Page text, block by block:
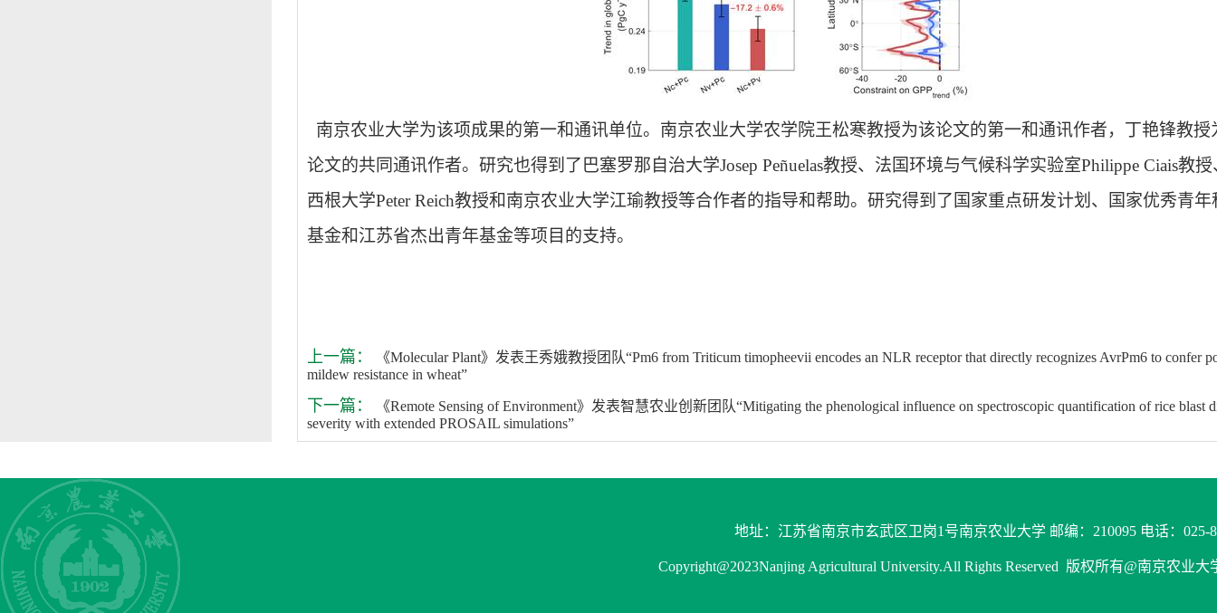
南京农业大学为该项成果的第一和通讯单位。南京农业大学农学院王松寒教授为该论文的第一和通讯作者，丁艳锋教授
论文的共同通讯作者。研究也得到了巴塞罗那自治大学Josep Peñuelas教授、法国环境与气候科学实验室Philippe Ciais教授
西根大学Peter Reich教授和南京农业大学江瑜教授等合作者的指导和帮助。研究得到了国家重点研发计划、国家优秀青年
基金和江苏省杰出青年基金等项目的支持。
上一篇：
《Molecular Plant》发表王秀娥教授团队“Pm6 from Triticum timopheevii encodes an NLR receptor that directly recognizes AvrPm6 to confer
mildew resistance in wheat”
下一篇：
《Remote Sensing of Environment》发表智慧农业创新团队“Mitigating the phenological influence on spectroscopic quantification of rice blast
severity with extended PROSAIL simulations”
地址：江苏省南京市玄武区卫岗1号南京农业大学 邮编：210095 电话：025-
Copyright@2023Nanjing Agricultural University.All Rights Reserved 版权所有@南京农业大